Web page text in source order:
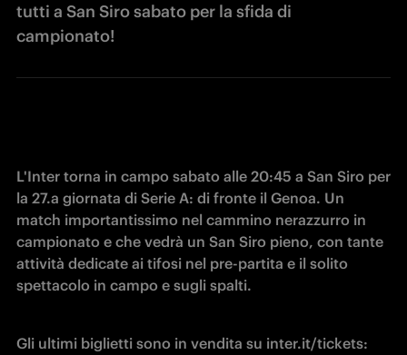
tutti a San Siro sabato per la sfida di
campionato!
L'Inter torna in campo sabato alle 20:45 a San Siro per
la 27.a giornata di Serie A: di fronte il Genoa. Un
match importantissimo nel cammino nerazzurro in
campionato e che vedrà un San Siro pieno, con tante
attività dedicate ai tifosi nel pre-partita e il solito
spettacolo in campo e sugli spalti.
Gli ultimi biglietti sono in vendita su inter.it/tickets: